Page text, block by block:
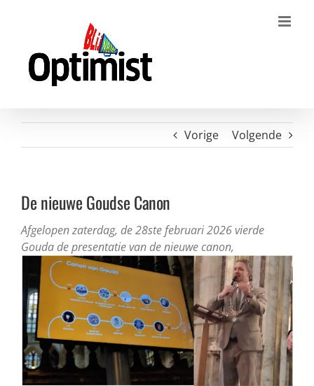
Vorige Volgende
De nieuwe Goudse Canon
Afgelopen zaterdag, de 28ste februari 2026 vierde
Gouda de presentatie van de nieuwe canon,